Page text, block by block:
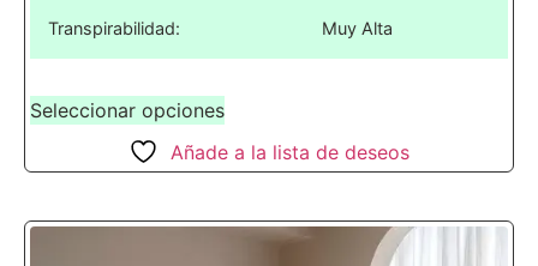
Transpirabilidad: Muy Alta
Seleccionar opciones
Añade a la lista de deseos